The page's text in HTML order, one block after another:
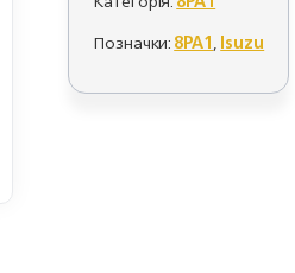
Позначки:8PA1,Isuzu